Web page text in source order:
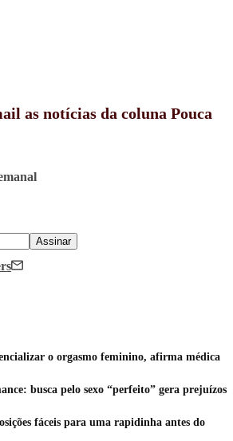
as notícias da coluna Pouca
Assinar
o orgasmo feminino, afirma médica
busca pelo sexo “perfeito” gera prejuízos
fáceis para uma rapidinha antes do